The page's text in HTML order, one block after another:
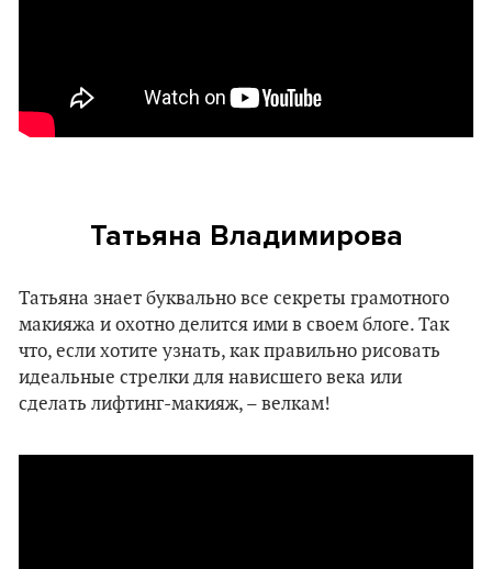
Татьяна Владимирова
Татьяна знает буквально все секреты грамотного
макияжа и охотно делится ими в своем блоге. Так
что, если хотите узнать, как правильно рисовать
идеальные стрелки для нависшего века или
сделать лифтинг-макияж, – велкам!